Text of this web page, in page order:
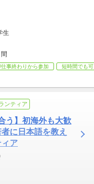
生
事終わりから参加 短時間でも可
ンティア
う】初海外も大歓
に日本語を教え
ア